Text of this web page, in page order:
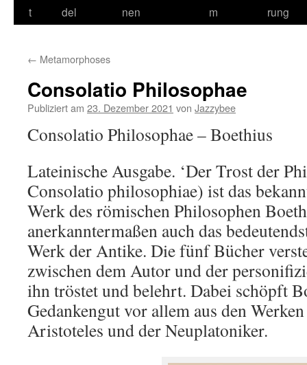
Inhalt
t
del
nen
m
rung
← Metamorphoses
Consolatio Philosophae
Publiziert am 23. Dezember 2021 von Jazzybee
Consolatio Philosophae – Boethius
Lateinische Ausgabe. ‘Der Trost der
Consolatio philosophiae) ist das
Werk des römischen Philosophen
anerkanntermaßen auch das
Werk der Antike. Die fünf Bücher
zwischen dem Autor und der
ihn tröstet und belehrt. Dabei schöpft
Gedankengut vor allem aus den
Aristoteles und der Neuplatoniker.